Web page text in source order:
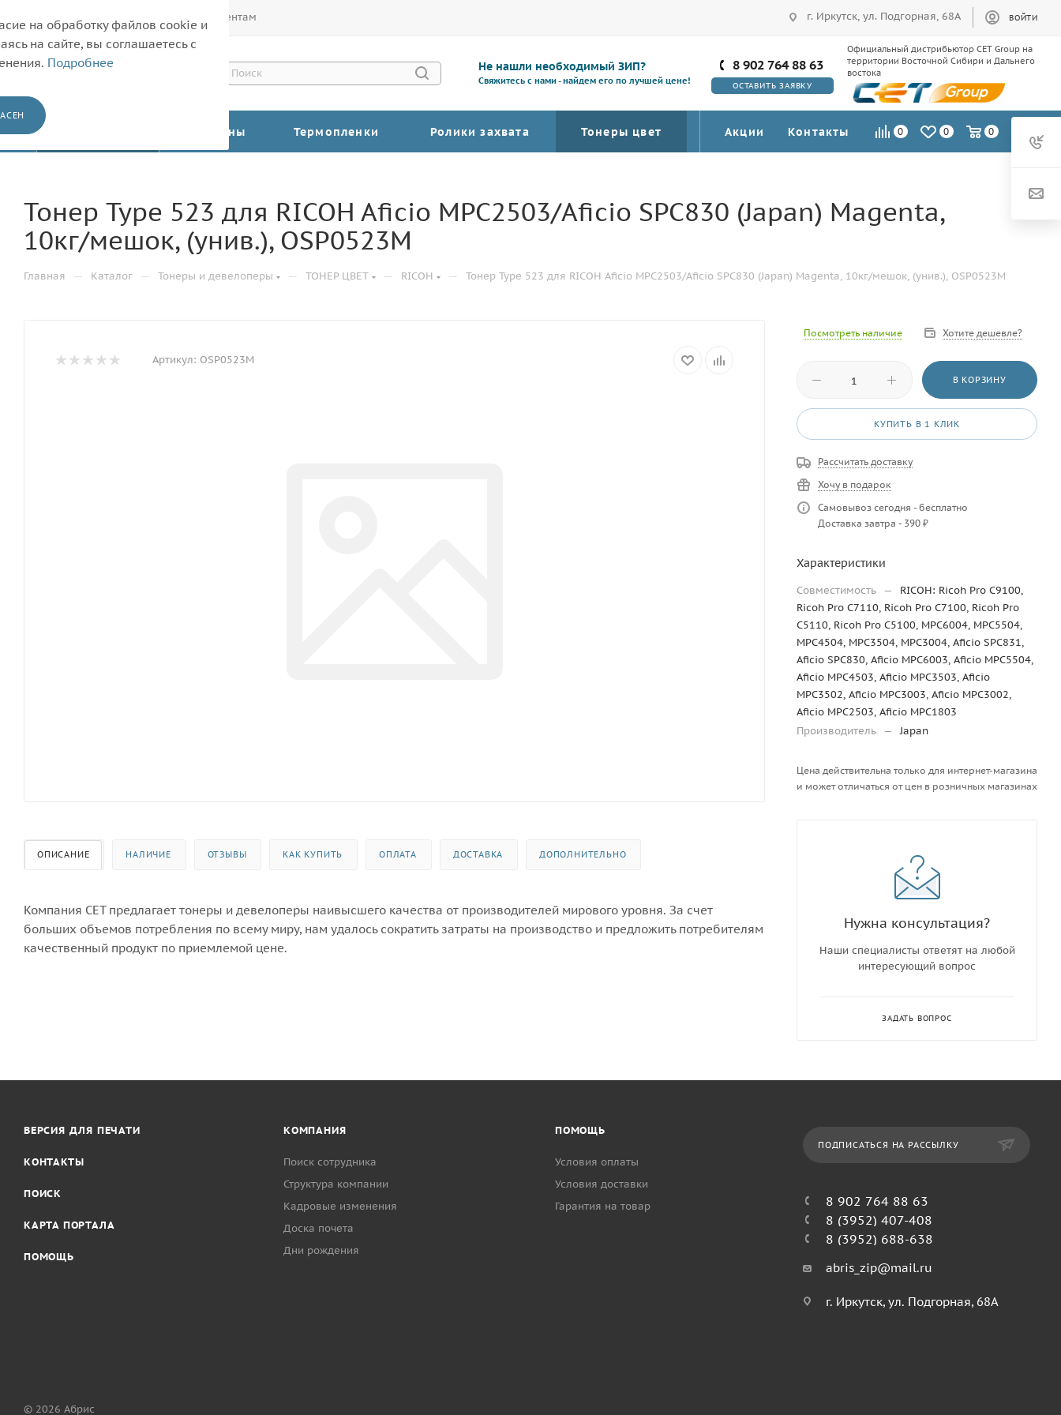
Корпоративным клиентам г. Иркутск, ул. Подгорная, 68А ВОЙТИ
Не нашли необходимый ЗИП?
Свяжитесь с нами - найдем его по лучшей цене!
8 902 764 88 63
ОСТАВИТЬ ЗАЯВКУ
Официальный дистрибьютор CET Group на
территории Восточной Сибири и Дальнего
востока
Барабаны Термопленки Ролики захвата Тонеры цвет Акции Контакты 0 0 0
Тонер Type 523 для RICOH Aficio MPC2503/Aficio SPC830 (Japan) Magenta,
10кг/мешок, (унив.), OSP0523M
Главная — Каталог — Тонеры и девелоперы — ТОНЕР ЦВЕТ — RICOH — Тонер Type 523 для RICOH Aficio MPC2503/Aficio SPC830 (Japan) Magenta, 10кг/мешок, (унив.), OSP0523M
Артикул: OSP0523M
ОПИСАНИЕ НАЛИЧИЕ ОТЗЫВЫ КАК КУПИТЬ ОПЛАТА ДОСТАВКА ДОПОЛНИТЕЛЬНО
Компания CET предлагает тонеры и девелоперы наивысшего качества от производителей мирового уровня. За счет
больших объемов потребления по всему миру, нам удалось сократить затраты на производство и предложить потребителям
качественный продукт по приемлемой цене.
Посмотреть наличие Хотите дешевле?
В КОРЗИНУ
КУПИТЬ В 1 КЛИК
Рассчитать доставку
Хочу в подарок
Самовывоз сегодня - бесплатно
Доставка завтра - 390 ₽
Характеристики
Совместимость —
RICOH: Ricoh Pro C9100,
Ricoh Pro C7110, Ricoh Pro C7100, Ricoh Pro
C5110, Ricoh Pro C5100, MPC6004, MPC5504,
MPC4504, MPC3504, MPC3004, Aficio SPC831,
Aficio SPC830, Aficio MPC6003, Aficio MPC5504,
Aficio MPC4503, Aficio MPC3503, Aficio
MPC3502, Aficio MPC3003, Aficio MPC3002,
Aficio MPC2503, Aficio MPC1803
Производитель — Japan
Цена действительна только для интернет-магазина
и может отличаться от цен в розничных магазинах
Нужна консультация?
Наши специалисты ответят на любой
интересующий вопрос
ЗАДАТЬ ВОПРОС
ВЕРСИЯ ДЛЯ ПЕЧАТИ
КОНТАКТЫ
ПОИСК
КАРТА ПОРТАЛА
ПОМОЩЬ
КОМПАНИЯ
Поиск сотрудника
Структура компании
Кадровые изменения
Доска почета
Дни рождения
ПОМОЩЬ
Условия оплаты
Условия доставки
Гарантия на товар
ПОДПИСАТЬСЯ НА РАССЫЛКУ
8 902 764 88 63
8 (3952) 407-408
8 (3952) 688-638
abris_zip@mail.ru
г. Иркутск, ул. Подгорная, 68А
© 2026 Абрис
на обработку файлов cookie и
на сайте, вы соглашаетесь с
Подробнее